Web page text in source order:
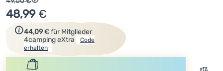
Anmelden /
Registrieren
Ursprünglicher Preis
48,99 €
Zum Erhalt des Rabattcodes einfach registrieren.
44,09€für Mitglieder
4camping eXtra
Code
erhalten